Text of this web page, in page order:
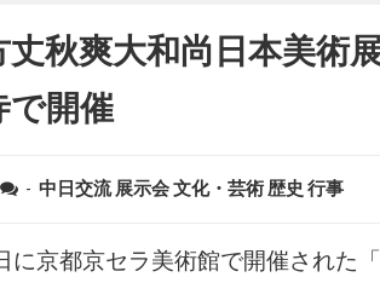
丈秋爽大和尚日本美術
で開催
- 中日交流展示会文化・芸術歴史 行事
に京都京セラ美術館で開催された